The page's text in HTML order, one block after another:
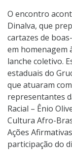
O encontro
Dinalva, que
cartazes de
em homenagem
lanche coletivo.
estaduais do
que atuaram
representantes
Racial – Ênio
Cultura Afro-
Ações
participação do